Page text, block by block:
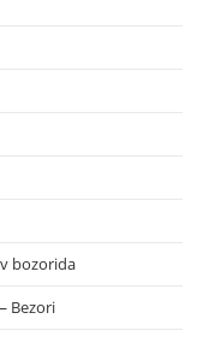
bozorida
Bezori